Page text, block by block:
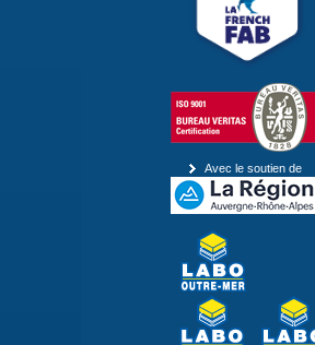
Avec le soutien de